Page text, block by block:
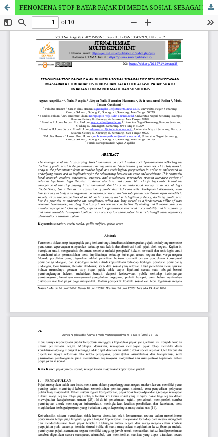
FENOMENA STOP BAYAR PAJAK DI MEDIA SOSIAL SEBAGAI EKSPRESI KEKECEWAAN MASYARAKAT TERHADAP DISTRIBUSI DAN TATA KELOLA HASIL PAJAK: SUATU TINJAUAN HUKUM NORMATIF DAN SOSIOLOGIS